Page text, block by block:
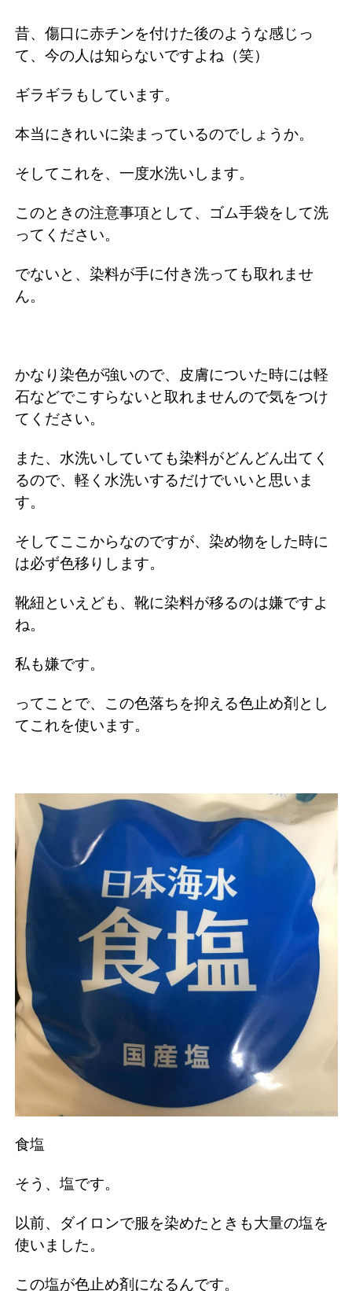
昔、傷口に赤チンを付けた後のような感じっ
て、今の人は知らないですよね（笑）
ギラギラもしています。
本当にきれいに染まっているのでしょうか。
そしてこれを、一度水洗いします。
このときの注意事項として、ゴム手袋をして洗
ってください。
でないと、染料が手に付き洗っても取れませ
ん。
かなり染色が強いので、皮膚についた時には軽
石などでこすらないと取れませんので気をつけ
てください。
また、水洗いしていても染料がどんどん出てく
るので、軽く水洗いするだけでいいと思いま
す。
そしてここからなのですが、染め物をした時に
は必ず色移りします。
靴紐といえども、靴に染料が移るのは嫌ですよ
ね。
私も嫌です。
ってことで、この色落ちを抑える色止め剤とし
てこれを使います。
食塩
そう、塩です。
以前、ダイロンで服を染めたときも大量の塩を
使いました。
この塩が色止め剤になるんです。